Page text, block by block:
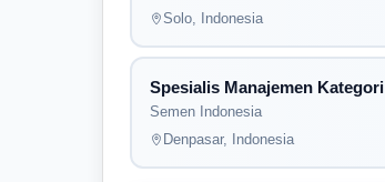
Solo, Indonesia
Spesialis Manajemen Kategori
Semen Indonesia
Denpasar, Indonesia